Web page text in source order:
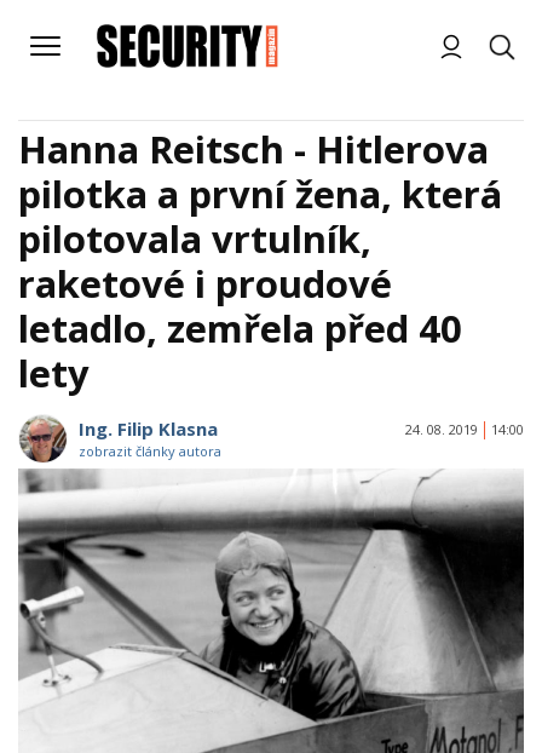
Hanna Reitsch - Hitlerova
pilotka a první žena, která
pilotovala vrtulník,
raketové i proudové
letadlo, zemřela před 40
lety
Ing. Filip Klasna
zobrazit články autora
24. 08. 2019 14:00